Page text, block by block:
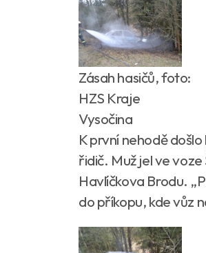
Zásah hasičů, foto:
HZS Kraje
Vysočina
K první nehodě
řidič. Muž jel ve
Havlíčkova Brodu.
do příkopu, kde vůz